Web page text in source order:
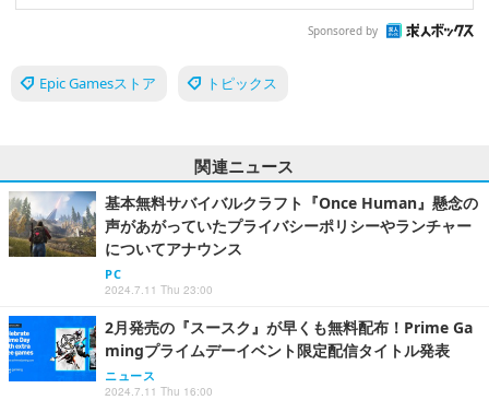
Sponsored by
Epic Gamesストア トピックス
関連ニュース
基本無料サバイバルクラフト『Once Human』懸念の
声があがっていたプライバシーポリシーやランチャー
についてアナウンス
PC
2024.7.11 Thu 23:00
2月発売の『スースク』が早くも無料配布！Prime Ga
mingプライムデーイベント限定配信タイトル発表
ニュース
2024.7.11 Thu 16:00